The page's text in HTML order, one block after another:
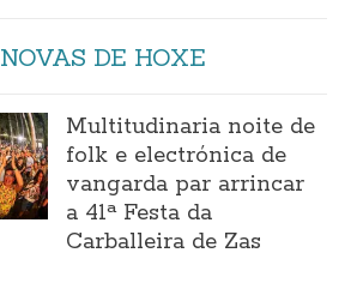
NOVAS DE HOXE
Multitudinaria noite de
folk e electrónica de
vangarda par arrincar
a 41ª Festa da
Carballeira de Zas